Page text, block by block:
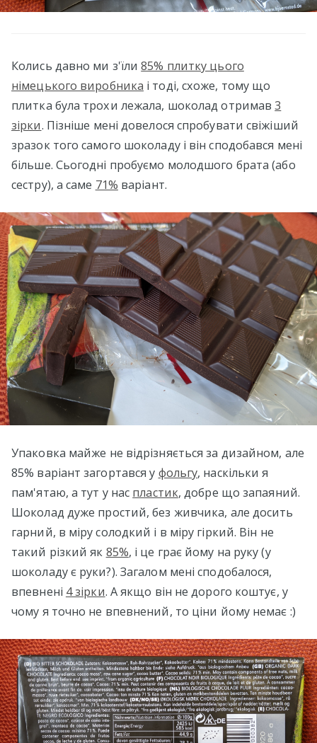
Колись давно ми з'їли85% плитку цього
німецького виробника і тоді, схоже, тому що
плитка була трохи лежала, шоколад отримав3
зірки. Пізніше мені довелося спробувати свіжіший
зразок того самого шоколаду і він сподобався мені
більше. Сьогодні пробуємо молодшого брата (або
сестру), а саме 71% варіант.
Упаковка майже не відрізняється за дизайном, але
85% варіант загортався у фольгу, наскільки я
пам'ятаю, а тут у нас пластик, добре що запаяний.
Шоколад дуже простий, без живчика, але досить
гарний, в міру солодкий і в міру гіркий. Він не
такий різкий як 85%, і це грає йому на руку (у
шоколаду є руки?). Загалом мені сподобалося,
впевнені 4 зірки. А якщо він не дорого коштує, у
чому я точно не впевнений, то ціни йому немає :)